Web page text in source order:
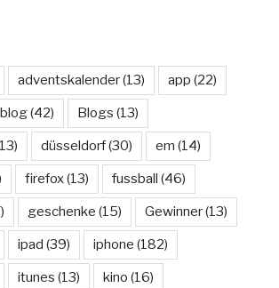
adventskalender(13) app (22)
blog(42) Blogs (13)
düsseldorf(30) em (14)
firefox(13) fussball (46)
geschenke (15) Gewinner(13)
ipad (39) iphone (182)
itunes (13) kino (16)